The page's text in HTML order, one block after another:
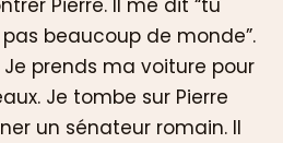
Pierre. Il me dit “tu
beaucoup de monde”.
prends ma voiture pour
Je tombe sur Pierre
un sénateur romain. Il